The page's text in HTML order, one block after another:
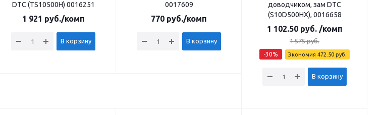
DTC (TS10500H) 0016251
1 921 руб./комп
В корзину
0017609
770 руб./комп
В корзину
доводчиком, зам DTC
(S10D500HX), 0016658
1 102.50руб. /комп
1 575руб.
-30% Экономия 472.50руб.
В корзину